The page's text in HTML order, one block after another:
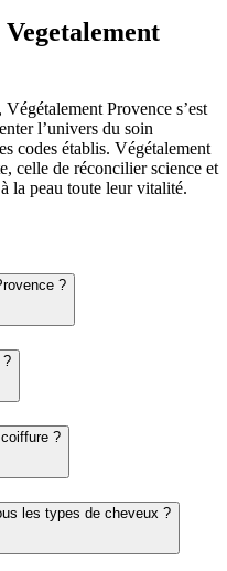
Provence s’est
l’univers du soin
codes établis. Végétalement
celle de réconcilier science et
la peau toute leur vitalité.
?
?
?
les types de cheveux ?